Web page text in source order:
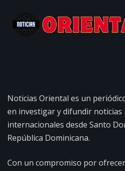
Noticias Oriental es un
en investigar y difundir noticias
internacionales desde Santo
República Dominicana.
Con un compromiso por